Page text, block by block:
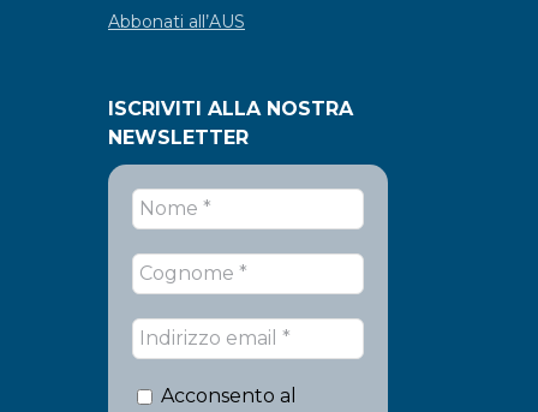
Abbonati all’AUS
ISCRIVITI ALLA NOSTRA
NEWSLETTER
Acconsento al